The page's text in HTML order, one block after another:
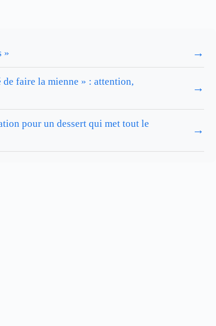
» →
de faire la mienne » : attention,
→
pour un dessert qui met tout le
→